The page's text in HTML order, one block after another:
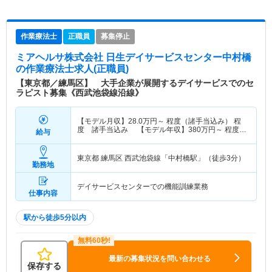
作業療法士 正職員 募集停止
ミアヘルサ株式会社 日生デイサービスセンター中村橋
の作業療法士求人(正職員)
【東京都／練馬区】 大手企業が展開するデイサービスでのセ
ラピスト募集《西武池袋線沿線》
給与
【モデル月収】 28.0万円～ 程度（諸手当込み） 程
度 諸手当込み 【モデル年収】 380万円～ 程度
勤務地
東京都 練馬区 西武池袋線「中村橋駅」（徒歩3分）
仕事内容
デイサービスセンターでの機能訓練業務
駅から徒歩5分以内
保存する
最新の募集状況を問い合わせる